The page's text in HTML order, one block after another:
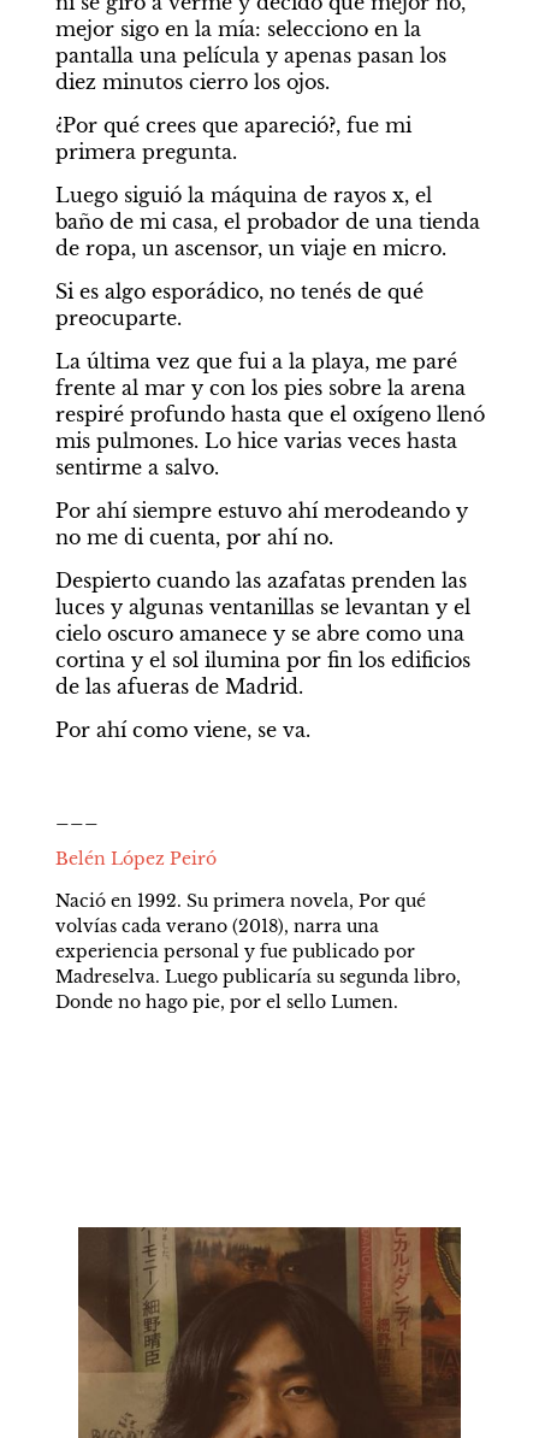
mejor sigo en la mía: selecciono en la
pantalla una película y apenas pasan los
diez minutos cierro los ojos.
¿Por qué crees que apareció?, fue mi
primera pregunta.
Luego siguió la máquina de rayos x, el
baño de mi casa, el probador de una tienda
de ropa, un ascensor, un viaje en micro.
Si es algo esporádico, no tenés de qué
preocuparte.
La última vez que fui a la playa, me paré
frente al mar y con los pies sobre la arena
respiré profundo hasta que el oxígeno llenó
mis pulmones. Lo hice varias veces hasta
sentirme a salvo.
Por ahí siempre estuvo ahí merodeando y
no me di cuenta, por ahí no.
Despierto cuando las azafatas prenden las
luces y algunas ventanillas se levantan y el
cielo oscuro amanece y se abre como una
cortina y el sol ilumina por fin los edificios
de las afueras de Madrid.
Por ahí como viene, se va.
Belén López Peiró
Nació en 1992. Su primera novela, Por qué
volvías cada verano (2018), narra una
experiencia personal y fue publicado por
Madreselva. Luego publicaría su segunda libro,
Donde no hago pie, por el sello Lumen.